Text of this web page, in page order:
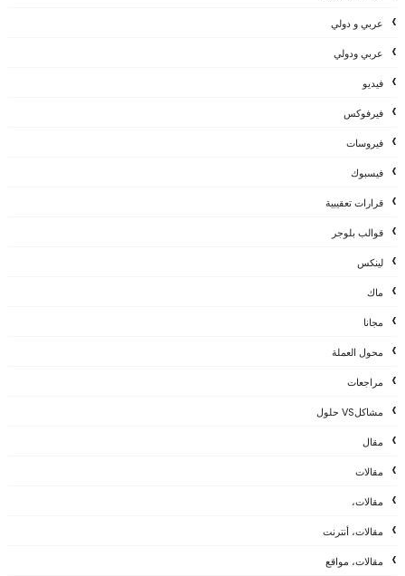
عربي و دولي
عربي ودولي
فيديو
فيرفوكس
فيروسات
فيسبوك
قرارات تعقيبية
قوالب بلوجر
لينكس
ماك
مجانا
محول العملة
مراجعات
مشاكلVS حلول
مقال
مقالات
مقالات،
مقالات، أنترنت
مقالات، مواقع